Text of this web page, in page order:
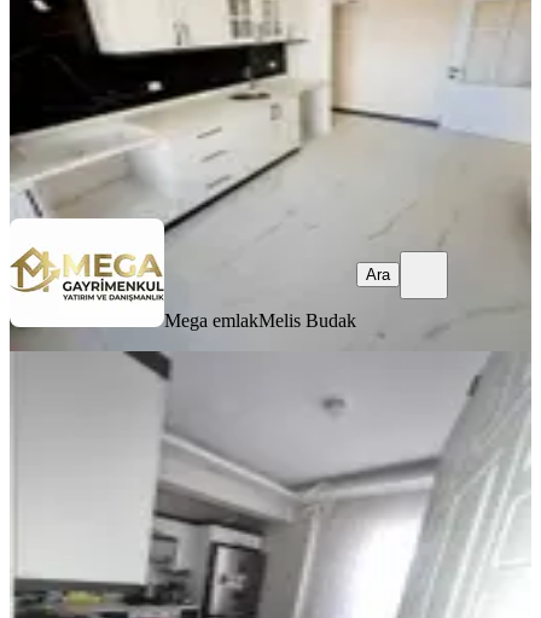
5.250.000 ₺
Mega emlakMelis Budak
Ara
Mega emlakMelis Budak
Ara
Mega Gayrimenkul'den Satılık
Atatürk Ma Geniş Ve Ferah 2+1 Daire
Bergama, Atatürk Mahallesi
2+1
·100 m² Yüksek giriş·22.07.2026
3.950.000 ₺4.040.000 ₺